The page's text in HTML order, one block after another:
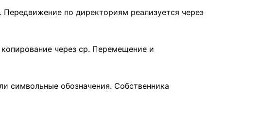
по директориям реализуется через
через cp. Перемещение и
символьные обозначения. Собственника